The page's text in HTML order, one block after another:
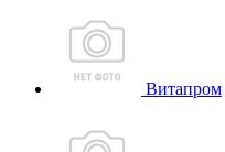
Витапром